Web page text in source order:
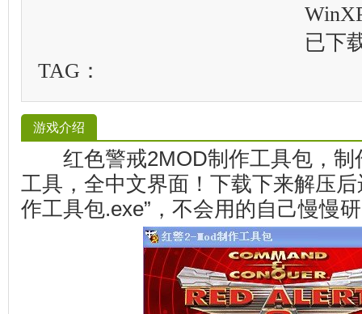
已下
TAG：
游戏介绍
红色警戒2MOD制作工具包，制
工具，全中文界面！下载下来解压
作工具包.exe”，不会用的自己慢慢